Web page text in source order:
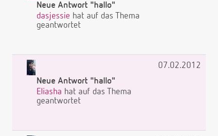
Neue Antwort "hallo"
dasjessie hat auf das Thema
geantwortet
Neue Antwort "hallo"
Eliasha hat auf das Thema
geantwortet
07.02.2012